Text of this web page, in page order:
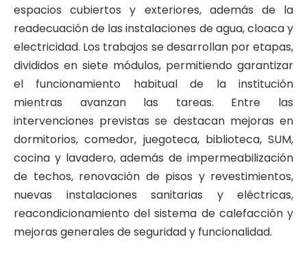
espacios cubiertos y exteriores, además de la
readecuación de las instalaciones de agua, cloaca y
electricidad. Los trabajos se desarrollan por etapas,
divididos en siete módulos, permitiendo garantizar
el funcionamiento habitual de la institución
mientras avanzan las tareas. Entre las
intervenciones previstas se destacan mejoras en
dormitorios, comedor, juegoteca, biblioteca, SUM,
cocina y lavadero, además de impermeabilización
de techos, renovación de pisos y revestimientos,
nuevas instalaciones sanitarias y eléctricas,
reacondicionamiento del sistema de calefacción y
mejoras generales de seguridad y funcionalidad.